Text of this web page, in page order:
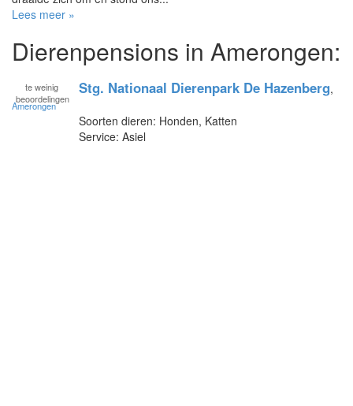
Lees meer »
Dierenpensions in Amerongen:
te weinig
beoordelingen
Stg. Nationaal Dierenpark De Hazenberg,
Amerongen
Soorten dieren: Honden, Katten
Service: Asiel